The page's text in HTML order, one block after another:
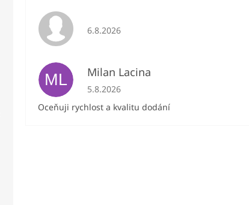
Hodnocení obchodu je 5 z 5 hvězdiček.
6.8.2026
ML Milan Lacina
Hodnocení obchodu je 5 z 5 hvězdiček.
5.8.2026
Oceňuji rychlost a kvalitu dodání